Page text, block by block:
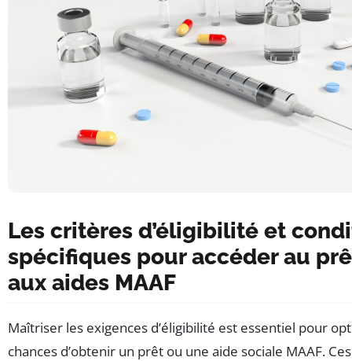
Les critères d’éligibilité et
spécifiques pour accéder au
aux aides MAAF
Maîtriser les exigences d’éligibilité est essentiel pour
chances d’obtenir un prêt ou une aide sociale MAAF.